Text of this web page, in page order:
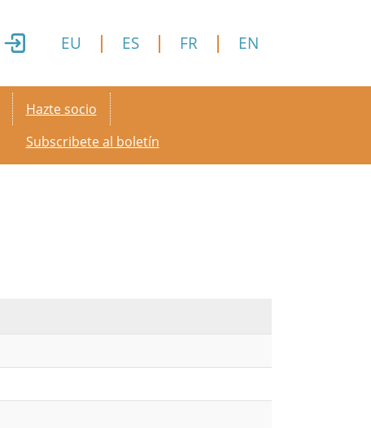
EU ES FR EN
Secondary menu
Hazte socio
Subscribete al boletín